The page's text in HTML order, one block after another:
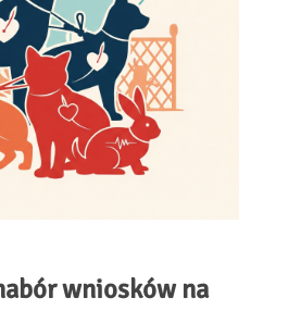
wniosków na